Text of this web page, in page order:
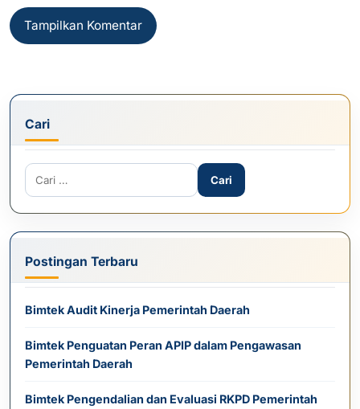
Tampilkan Komentar
Cari
Cari untuk:
Postingan Terbaru
Bimtek Audit Kinerja Pemerintah Daerah
Bimtek Penguatan Peran APIP dalam Pengawasan
Pemerintah Daerah
Bimtek Pengendalian dan Evaluasi RKPD Pemerintah